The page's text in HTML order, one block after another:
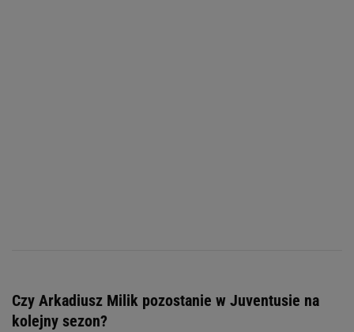
Czy Arkadiusz Milik pozostanie w Juventusie na
kolejny sezon?